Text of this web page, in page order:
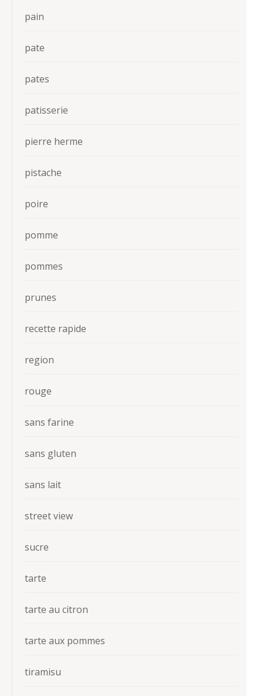
pain
pate
pates
patisserie
pierre herme
pistache
poire
pomme
pommes
prunes
recette rapide
region
rouge
sans farine
sans gluten
sans lait
street view
sucre
tarte
tarte au citron
tarte aux pommes
tiramisu